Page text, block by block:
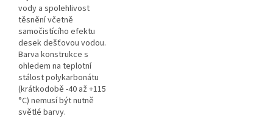
vody a spolehlivost
těsnění včetně
samočistícího efektu
desek dešťovou vodou.
Barva konstrukce s
ohledem na teplotní
stálost polykarbonátu
(krátkodobě -40 až +115
°C) nemusí být nutně
světlé barvy.